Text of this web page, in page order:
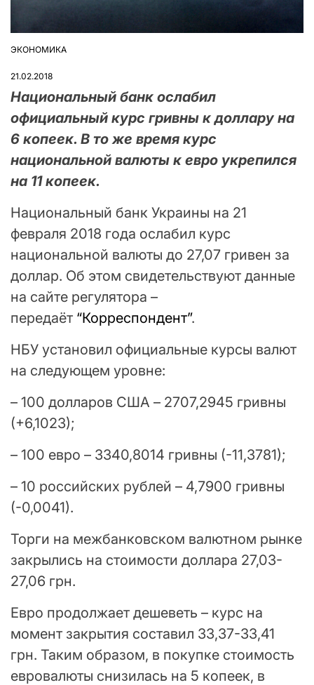
ОПУБЛІКУВАТИ
ЭКОНОМИКА
21.02.2018
Национальный банк ослабил
официальный курс гривны к доллару на
6 копеек. В то же время курс
национальной валюты к евро укрепился
на 11 копеек.
Национальный банк Украины на 21
февраля 2018 года ослабил курс
национальной валюты до 27,07 гривен за
доллар. Об этом свидетельствуют данные
на сайте регулятора –
передаёт “Корреспондент”.
НБУ установил официальные курсы валют
на следующем уровне:
– 100 долларов США – 2707,2945 гривны
(+6,1023);
– 100 евро – 3340,8014 гривны (-11,3781);
– 10 российских рублей – 4,7900 гривны
(-0,0041).
Торги на межбанковском валютном рынке
закрылись на стоимости доллара 27,03-
27,06 грн.
Евро продолжает дешеветь – курс на
момент закрытия составил 33,37-33,41
грн. Таким образом, в покупке стоимость
евровалюты снизилась на 5 копеек, в